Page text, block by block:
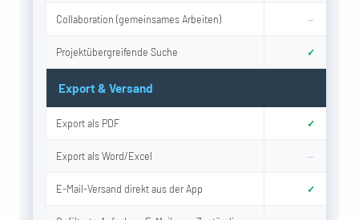
Collaboration (gemeinsames Arbeiten) —
Projektübergreifende Suche ✓
Export & Versand
Export als PDF ✓
Export als Word/Excel —
E-Mail-Versand direkt aus der App ✓